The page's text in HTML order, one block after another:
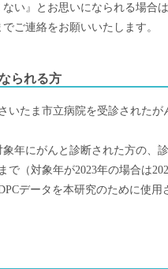
い』とお思いになられる場合
でご連絡をお願いいたします。
られる方
いたま市立病院を受診されたが
年にがんと診断された方の、
で（対象年が2023年の場合は
データを本研究のために使用